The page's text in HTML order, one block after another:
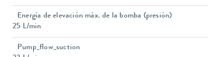
Energía de elevación máx. de la bomba (presión)
25 L/min
Pump_flow_suction